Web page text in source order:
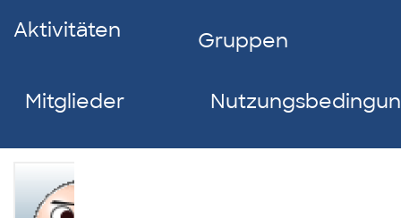
Aktivitäten
Gruppen
Mitglieder